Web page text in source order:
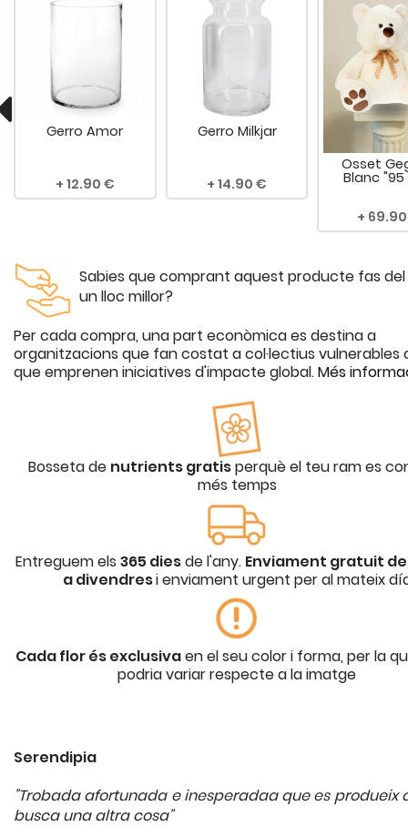
Gerro Amor
12.90
Gerro Milkjar
14.90
Osset
Blanc
69.90
Sabies que comprant aquest producte fas
un lloc millor?
Per cada compra, una part econòmica es destina a
organitzacions que fan costat a col·lectius vulnerables
que emprenen iniciatives d'impacte global.Més
Bosseta de nutrients gratisperquè el teu ram es
més temps
Entreguem els 365 diesde l'any. Enviament gratuit
a divendresi enviament urgent per al mateix
Cada flor és exclusivaen el seu color i forma, per la
podria variar respecte a la imatge
Serendipia
"Trobada afortunada e inesperadaa que es produeix
busca una altra cosa"